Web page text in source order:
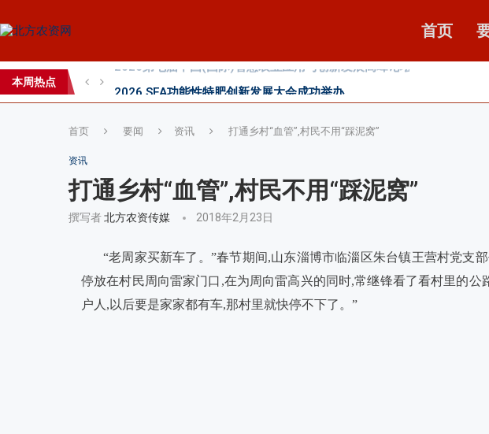
首页
本周热点
直面“同肥不同效”：科学精准施肥守护沃土良田
首页 要闻 资讯 打通乡村“血管”,村民不用“踩泥窝”
资讯
打通乡村“血管”,村民不用“踩泥窝”
撰写者北方农资传媒 2018年2月23日
“老周家买新车了。”春节期间,山东淄博市临淄区朱台镇王营村党支
停放在村民周向雷家门口,在为周向雷高兴的同时,常继锋看了看村里的公
户人,以后要是家家都有车,那村里就快停不下了。”